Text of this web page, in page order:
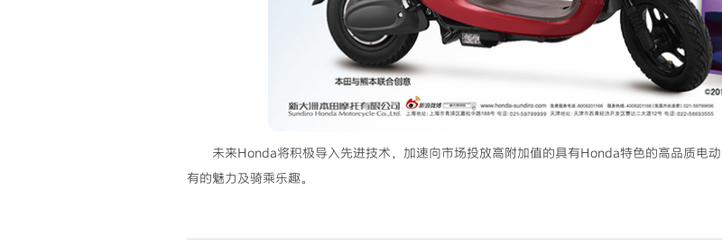
未来Honda将积极导入先进技术，加速向市场投放高附加值的具有Honda特色的高品质电
有的魅力及骑乘乐趣。